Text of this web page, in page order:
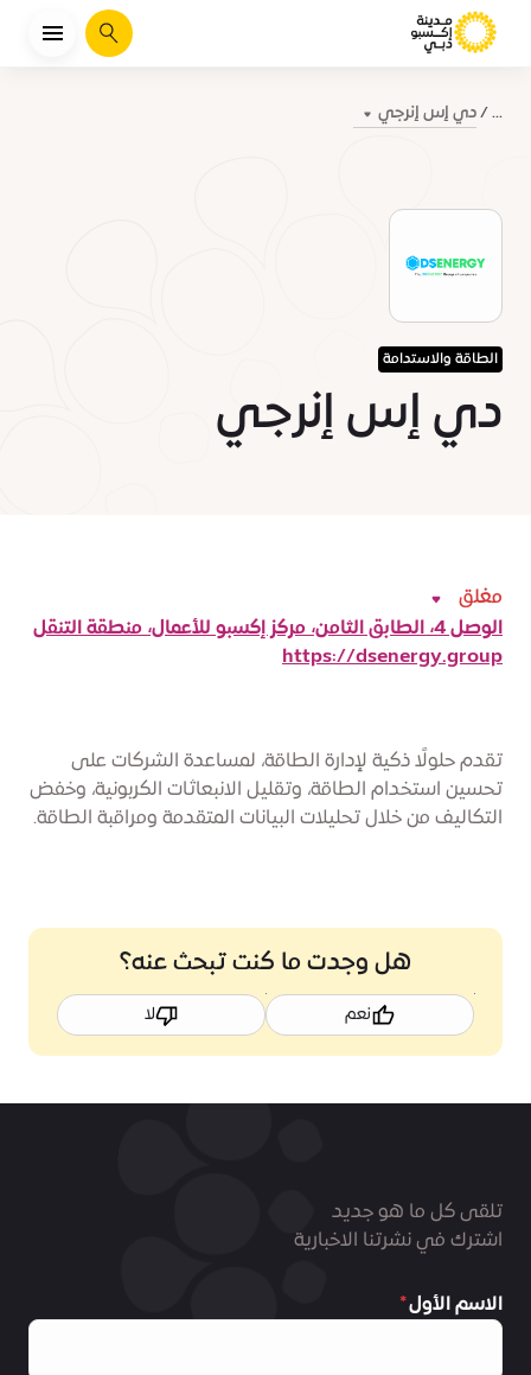
يبحث
... دي إس إنرجي
الطاقة والاستدامة
دي إس إنرجي
تقدم حلولًا ذكية لإدارة الطاقة، لمساعدة الشركات على
تحسين استخدام الطاقة، وتقليل الانبعاثات الكربونية، وخفض
التكاليف من خلال تحليلات البيانات المتقدمة ومراقبة الطاقة.
مغلق
الوصل 4، الطابق الثامن، مركز إكسبو للأعمال، منطقة التنقل
https://dsenergy.group
هل وجدت ما كنت تبحث عنه؟
نعم لا
تلقى كل ما هو جديد
اشترك في نشرتنا الاخبارية
الاسم الأول